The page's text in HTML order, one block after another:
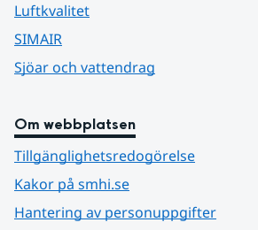
Luftkvalitet
SIMAIR
Sjöar och vattendrag
Om webbplatsen
Tillgänglighetsredogörelse
Kakor på smhi.se
Hantering av personuppgifter